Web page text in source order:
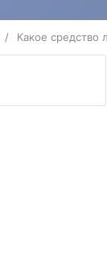
Какое средство